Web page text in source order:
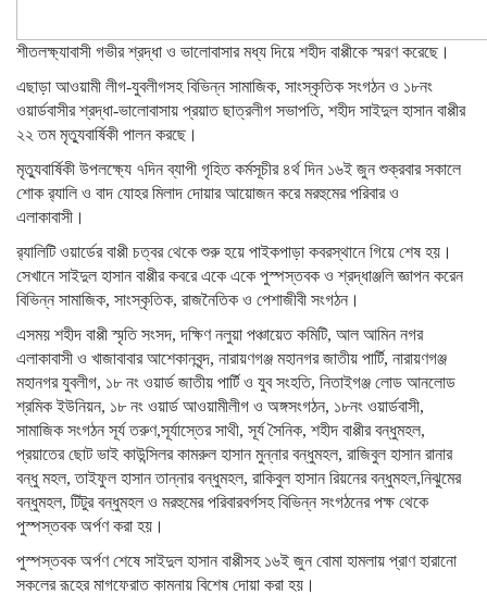
শীতলক্ষ্যাবাসী গভীর শ্রদ্ধা ও ভালোবাসার মধ্য দিয়ে শহীদ বাপ্পীকে স্মরণ করেছে।
এছাড়া আওয়ামী লীগ-যুবলীগসহ বিভিন্ন সামাজিক, সাংস্কৃতিক সংগঠন ও ১৮নং
ওয়ার্ডবাসীর শ্রদ্ধা-ভালোবাসায় প্রয়াত ছাত্রলীগ সভাপতি, শহীদ সাইদুল হাসান বাপ্পীর
২২ তম মৃত্যুবার্ষিকী পালন করছে।
মৃত্যুবার্ষিকী উপলক্ষ্যে ৭দিন ব্যাপী গৃহিত কর্মসূচীর ৪র্থ দিন ১৬ই জুন শুক্রবার সকালে
শোক র‌্যালি ও বাদ যোহর মিলাদ দোয়ার আয়োজন করে মরহুমের পরিবার ও
এলাকাবাসী।
র‌্যালিটি ওয়ার্ডের বাপ্পী চত্বর থেকে শুরু হয়ে পাইকপাড়া কবরস্থানে গিয়ে শেষ হয়।
সেখানে সাইদুল হাসান বাপ্পীর কবরে একে একে পুস্পস্তবক ও শ্রদ্ধাঞ্জলি জ্ঞাপন করেন
বিভিন্ন সামাজিক, সাংস্কৃতিক, রাজনৈতিক ও পেশাজীবী সংগঠন।
এসময় শহীদ বাপ্পী স্মৃতি সংসদ, দক্ষিণ নলুয়া পঞ্চায়েত কমিটি, আল আমিন নগর
এলাকাবাসী ও খাজাবাবার আশেকানবৃন্দ, নারায়ণগঞ্জ মহানগর জাতীয় পার্টি, নারায়ণগঞ্জ
মহানগর যুবলীগ, ১৮ নং ওয়ার্ড জাতীয় পার্টি ও যুব সংহতি, নিতাইগঞ্জ লোড আনলোড
শ্রমিক ইউনিয়ন, ১৮ নং ওয়ার্ড আওয়ামীলীগ ও অঙ্গসংগঠন, ১৮নং ওয়ার্ডবাসী,
সামাজিক সংগঠন সূর্য তরুণ,সূর্যাস্তের সাথী, সূর্য সৈনিক, শহীদ বাপ্পীর বন্ধুমহল,
প্রয়াতের ছোট ভাই কাউন্সিলর কামরুল হাসান মুন্নার বন্ধুমহল, রাজিবুল হাসান রানার
বন্ধু মহল, তাইফুল হাসান তান্নার বন্ধুমহল, রাকিবুল হাসান রিয়নের বন্ধুমহল,নিঝুমের
বন্ধুমহল, টিটুর বন্ধুমহল ও মরহুমের পরিবারবর্গসহ বিভিন্ন সংগঠনের পক্ষ থেকে
পুস্পস্তবক অর্পণ করা হয়।
পুস্পস্তবক অর্পণ শেষে সাইদুল হাসান বাপ্পীসহ ১৬ই জুন বোমা হামলায় প্রাণ হারানো
সকলের রূহের মাগফেরাত কামনায় বিশেষ দোয়া করা হয়।